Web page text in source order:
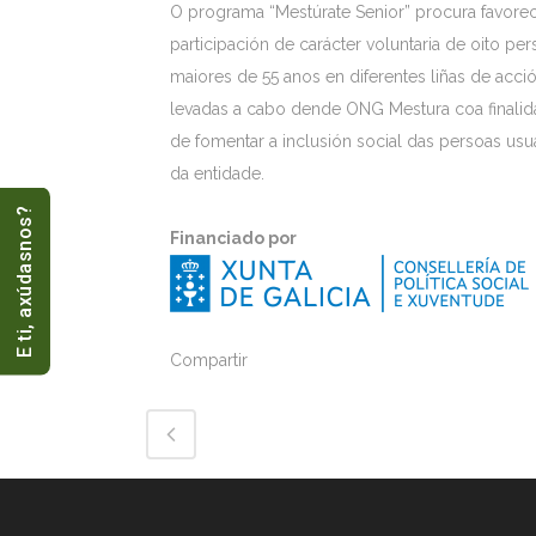
O programa “Mestúrate Senior” procura
participación de carácter voluntaria de oito
maiores de 55 anos en diferentes liñas de
levadas a cabo dende ONG Mestura coa
de fomentar a inclusión social das persoas
da entidade.
Financiado por
Compartir
E ti, axúdasnos?